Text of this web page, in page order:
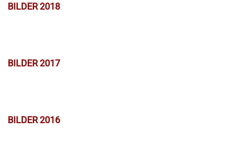
BILDER 2018
BILDER 2017
BILDER 2016